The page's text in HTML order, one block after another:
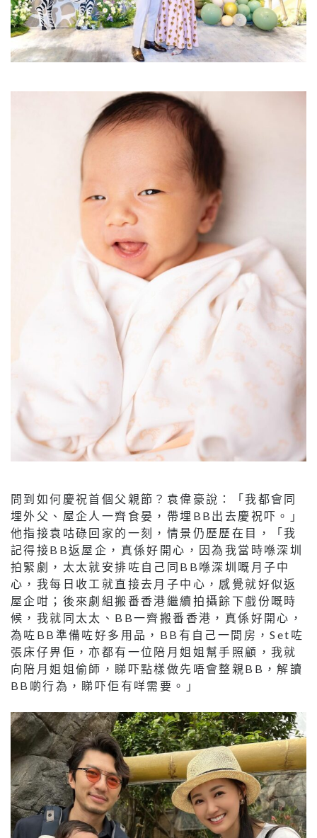
問到如何慶祝首個父親節？袁偉豪說：「我都會同
埋外父、屋企人一齊食晏，帶埋BB出去慶祝吓。」
他指接袁咕碌回家的一刻，情景仍歷歷在目，「我
記得接BB返屋企，真係好開心，因為我當時喺深圳
拍緊劇，太太就安排咗自己同BB喺深圳嘅月子中
心，我每日收工就直接去月子中心，感覺就好似返
屋企咁；後來劇組搬番香港繼續拍攝餘下戲份嘅時
候，我就同太太、BB一齊搬番香港，真係好開心，
為咗BB準備咗好多用品，BB有自己一間房，Set咗
張床仔畀佢，亦都有一位陪月姐姐幫手照顧，我就
向陪月姐姐偷師，睇吓點樣做先唔會整親BB，解讀
BB啲行為，睇吓佢有咩需要。」